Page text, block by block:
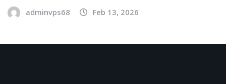
adminvps68 Feb 13, 2026